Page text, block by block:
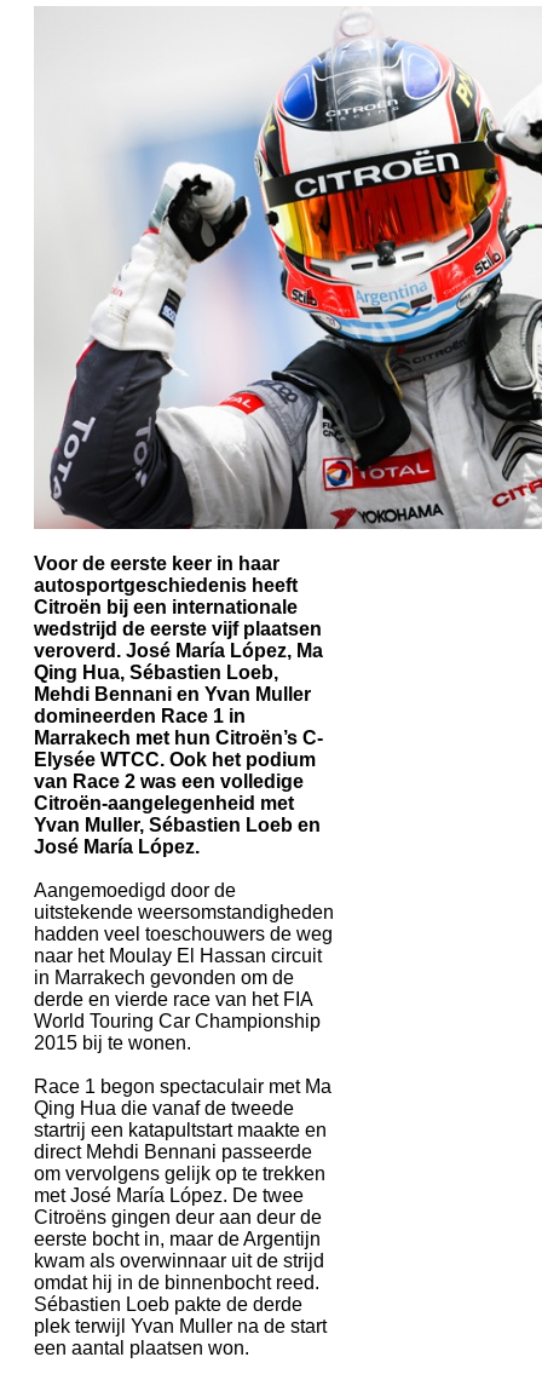
Voor de eerste keer in haar
autosportgeschiedenis heeft
Citroën bij een internationale
wedstrijd de eerste vijf plaatsen
veroverd. José María López, Ma
Qing Hua, Sébastien Loeb,
Mehdi Bennani en Yvan Muller
domineerden Race 1 in
Marrakech met hun Citroën’s C-
Elysée WTCC. Ook het podium
van Race 2 was een volledige
Citroën-aangelegenheid met
Yvan Muller, Sébastien Loeb en
José María López.
Aangemoedigd door de
uitstekende weersomstandigheden
hadden veel toeschouwers de weg
naar het Moulay El Hassan circuit
in Marrakech gevonden om de
derde en vierde race van het FIA
World Touring Car Championship
2015 bij te wonen.
Race 1 begon spectaculair met Ma
Qing Hua die vanaf de tweede
startrij een katapultstart maakte en
direct Mehdi Bennani passeerde
om vervolgens gelijk op te trekken
met José María López. De twee
Citroëns gingen deur aan deur de
eerste bocht in, maar de Argentijn
kwam als overwinnaar uit de strijd
omdat hij in de binnenbocht reed.
Sébastien Loeb pakte de derde
plek terwijl Yvan Muller na de start
een aantal plaatsen won.